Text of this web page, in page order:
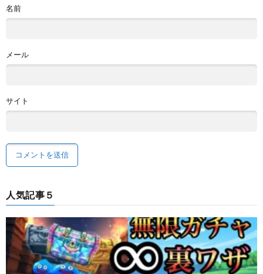
名前
メール
サイト
人気記事５